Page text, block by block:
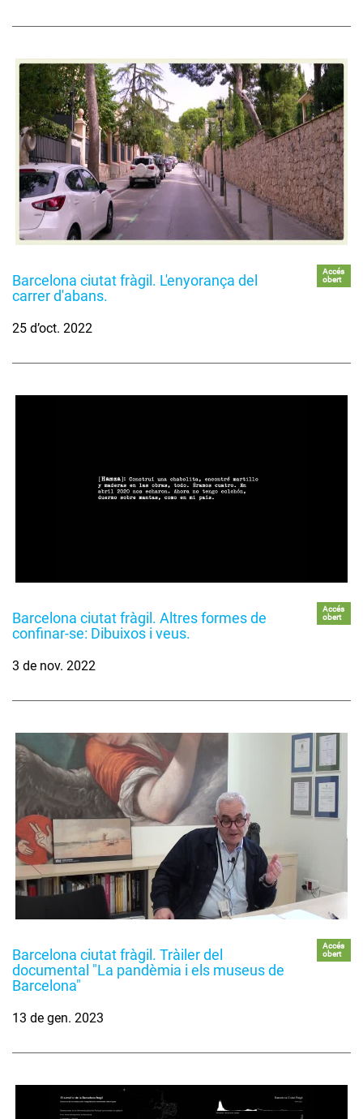
Barcelona ciutat fràgil. L'enyorança del
carrer d'abans.
Accés
obert
25 d’oct. 2022
Barcelona ciutat fràgil. Altres formes de
confinar-se: Dibuixos i veus.
Accés
obert
3 de nov. 2022
Barcelona ciutat fràgil. Tràiler del
documental "La pandèmia i els museus de
Barcelona"
Accés
obert
13 de gen. 2023